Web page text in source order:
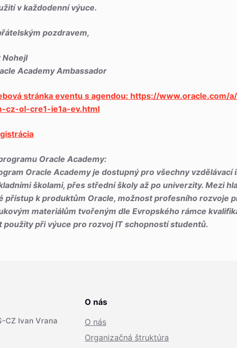
v každodenní výuce.
pozdravem,
Nohejl
Academy Ambassador
stránka eventu s agendou: https://
cz-ol-cre1-ie1a-ev.html
Oracle Academy:
Oracle Academy je dostupný pro všechny vzdělávací
školami, přes střední školy až po univerzity. Mezi
přístup k produktům Oracle, možnost profesního rozvoje
materiálům tvořeným dle Evropského rámce
použity při výuce pro rozvoj IT schopností studentů.
CZ Ivan Vrana
O nás
O nás
Organizačná štruktúra